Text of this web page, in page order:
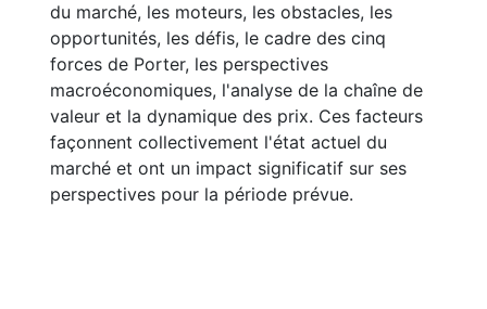
du marché, les moteurs, les obstacles, les
opportunités, les défis, le cadre des cinq
forces de Porter, les perspectives
macroéconomiques, l'analyse de la chaîne de
valeur et la dynamique des prix. Ces facteurs
façonnent collectivement l'état actuel du
marché et ont un impact significatif sur ses
perspectives pour la période prévue.